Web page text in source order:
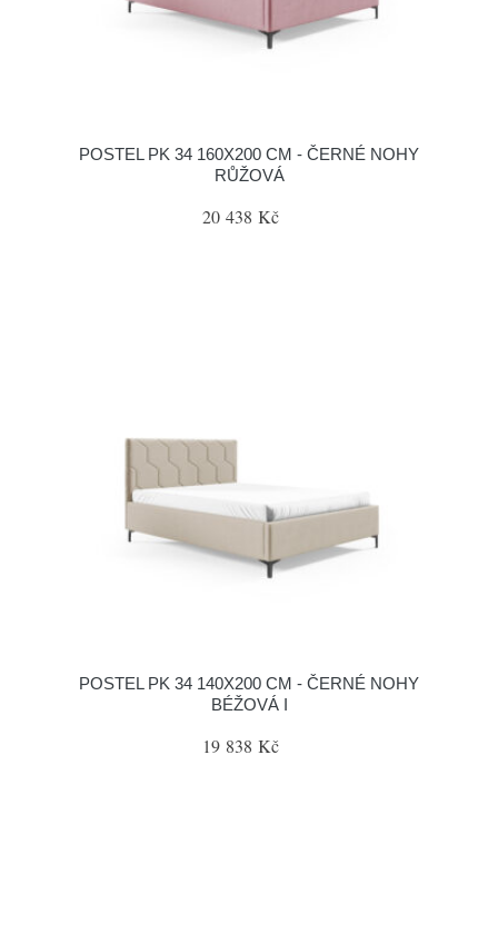
POSTEL PK 34 160X200 CM - ČERNÉ NOHY
RŮŽOVÁ
20 438 Kč
POSTEL PK 34 140X200 CM - ČERNÉ NOHY
BÉŽOVÁ I
19 838 Kč